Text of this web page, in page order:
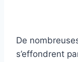
De
s’effondrent